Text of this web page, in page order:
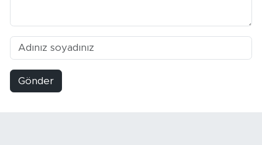
Gönder